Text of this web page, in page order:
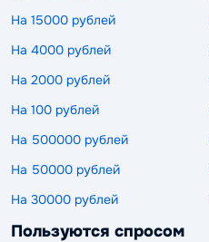
На 15000 рублей
На 4000 рублей
На 2000 рублей
На 100 рублей
На 500000 рублей
На 50000 рублей
На 30000 рублей
Пользуются спросом